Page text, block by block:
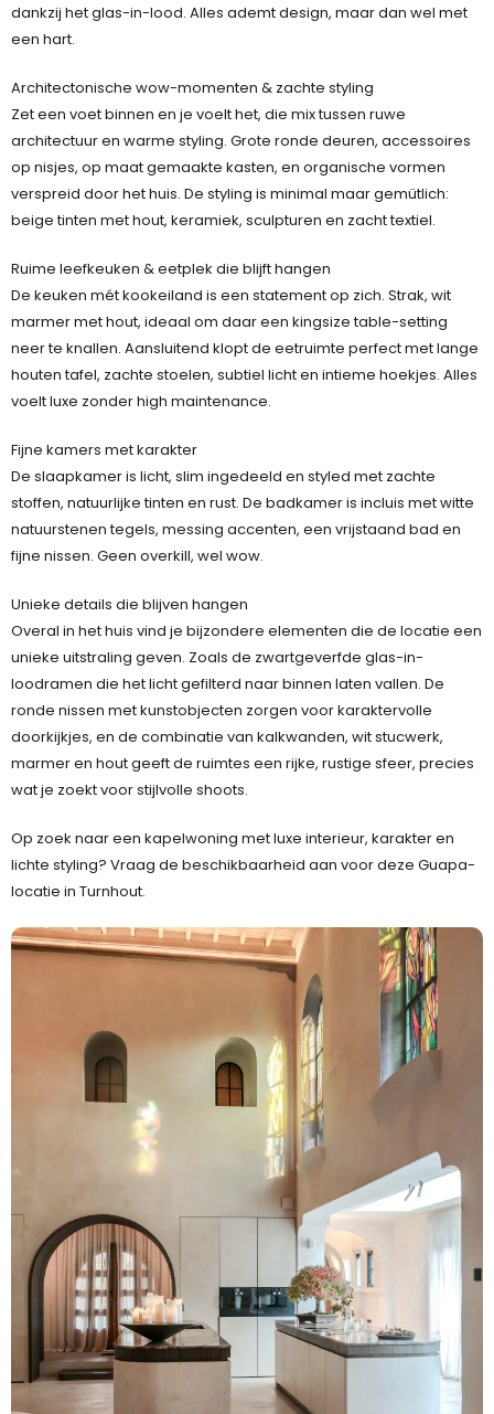
dankzij het glas-in-lood. Alles ademt design, maar dan wel met
een hart.
Architectonische wow-momenten & zachte styling
Zet een voet binnen en je voelt het, die mix tussen ruwe
architectuur en warme styling. Grote ronde deuren, accessoires
op nisjes, op maat gemaakte kasten, en organische vormen
verspreid door het huis. De styling is minimal maar gemütlich:
beige tinten met hout, keramiek, sculpturen en zacht textiel.
Ruime leefkeuken & eetplek die blijft hangen
De keuken mét kookeiland is een statement op zich. Strak, wit
marmer met hout, ideaal om daar een kingsize table-setting
neer te knallen. Aansluitend klopt de eetruimte perfect met lange
houten tafel, zachte stoelen, subtiel licht en intieme hoekjes. Alles
voelt luxe zonder high maintenance.
Fijne kamers met karakter
De slaapkamer is licht, slim ingedeeld en styled met zachte
stoffen, natuurlijke tinten en rust. De badkamer is incluis met witte
natuurstenen tegels, messing accenten, een vrijstaand bad en
fijne nissen. Geen overkill, wel wow.
Unieke details die blijven hangen
Overal in het huis vind je bijzondere elementen die de locatie een
unieke uitstraling geven. Zoals de zwartgeverfde glas-in-
loodramen die het licht gefilterd naar binnen laten vallen. De
ronde nissen met kunstobjecten zorgen voor karaktervolle
doorkijkjes, en de combinatie van kalkwanden, wit stucwerk,
marmer en hout geeft de ruimtes een rijke, rustige sfeer, precies
wat je zoekt voor stijlvolle shoots.
Op zoek naar een kapelwoning met luxe interieur, karakter en
lichte styling? Vraag de beschikbaarheid aan voor deze Guapa-
locatie in Turnhout.